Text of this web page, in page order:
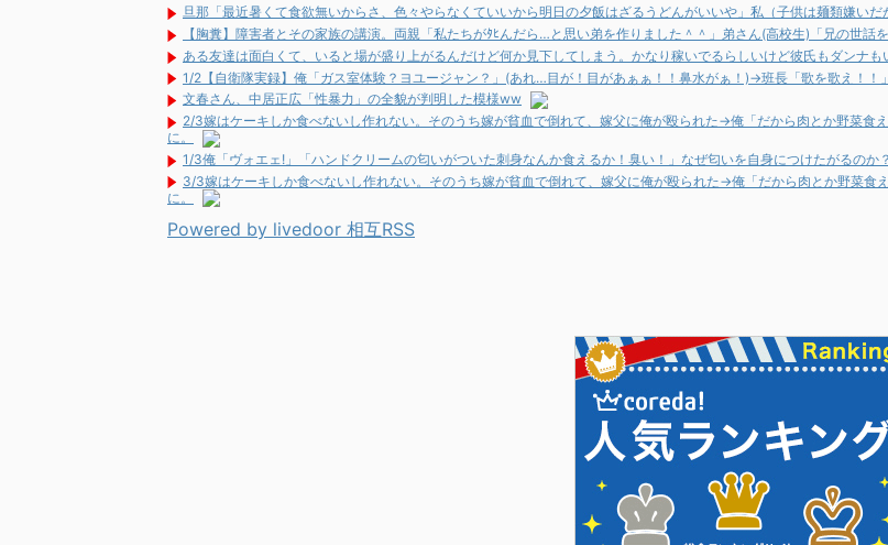
旦那「最近暑くて食欲無いからさ、色々やらなくていいから明日の夕飯はざるうどんがいいや」私（子供は麺類嫌い
【胸糞】障害者とその家族の講演。両親「私たちがﾀﾋんだら…と思い弟を作りました＾＾」弟さん(高校生)「兄の世話
ある友達は面白くて、いると場が盛り上がるんだけど何か見下してしまう。かなり稼いでるらしいけど彼氏もダンナ
1/2【自衛隊実録】俺「ガス室体験？ヨユージャン？」(あれ…目が！目があぁぁ！！鼻水がぁ！)→班長「歌を歌え！
文春さん、中居正広「性暴力」の全貌が判明した模様ww
2/3嫁はケーキしか食べないし作れない。そのうち嫁が貧血で倒れて、嫁父に俺が殴られた→俺「だから肉とか野菜
に。
1/3俺「ヴォエェ!」「ハンドクリームの匂いがついた刺身なんか食えるか！臭い！」なぜ匂いを自身につけたがるの
3/3嫁はケーキしか食べないし作れない。そのうち嫁が貧血で倒れて、嫁父に俺が殴られた→俺「だから肉とか野菜
に。
Powered by livedoor 相互RSS